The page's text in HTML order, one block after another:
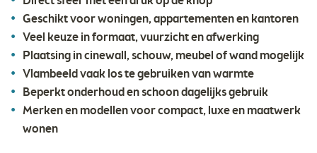
Geschikt voor woningen, appartementen en kantoren
Veel keuze in formaat, vuurzicht en afwerking
Plaatsing in cinewall, schouw, meubel of wand mogelijk
Vlambeeld vaak los te gebruiken van warmte
Beperkt onderhoud en schoon dagelijks gebruik
Merken en modellen voor compact, luxe en maatwerk
wonen